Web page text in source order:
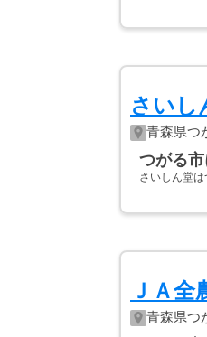
さいし
青森県つ
つがる
さいしん堂
ＪＡ全
青森県つ